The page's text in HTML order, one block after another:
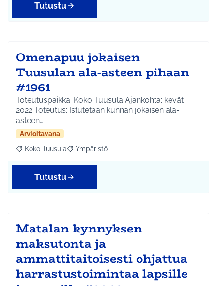
Tutustu
Omenapuu jokaisen
Tuusulan ala-asteen pihaan
#1961
Toteutuspaikka: Koko Tuusula Ajankohta: kevät
2022 Toteutus: Istutetaan kunnan jokaisen ala-
asteen…
Arvioitavana
Rajaa tulokset aihepiirin mukaan: Koko Tuusula
Koko Tuusula Rajaa tulokset teeman mukaan: Ympäristö
Ympäristö
Tutustu
Matalan kynnyksen
maksutonta ja
ammattitaitoisesti ohjattua
harrastustoimintaa lapsille